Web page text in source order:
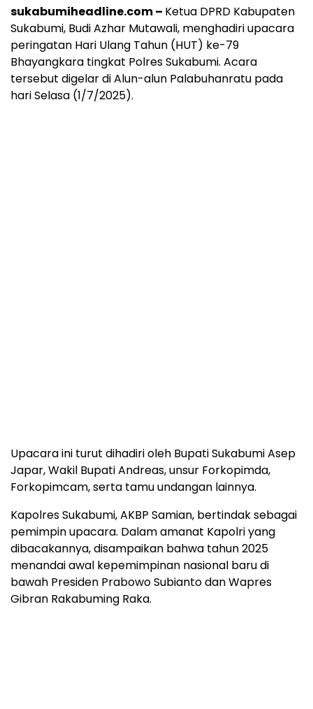
sukabumiheadline.com – Ketua DPRD Kabupaten
Sukabumi, Budi Azhar Mutawali, menghadiri upacara
peringatan Hari Ulang Tahun (HUT) ke-79
Bhayangkara tingkat Polres Sukabumi. Acara
tersebut digelar di Alun-alun Palabuhanratu pada
hari Selasa (1/7/2025).
Upacara ini turut dihadiri oleh Bupati Sukabumi Asep
Japar, Wakil Bupati Andreas, unsur Forkopimda,
Forkopimcam, serta tamu undangan lainnya.
Kapolres Sukabumi, AKBP Samian, bertindak sebagai
pemimpin upacara. Dalam amanat Kapolri yang
dibacakannya, disampaikan bahwa tahun 2025
menandai awal kepemimpinan nasional baru di
bawah Presiden Prabowo Subianto dan Wapres
Gibran Rakabuming Raka.